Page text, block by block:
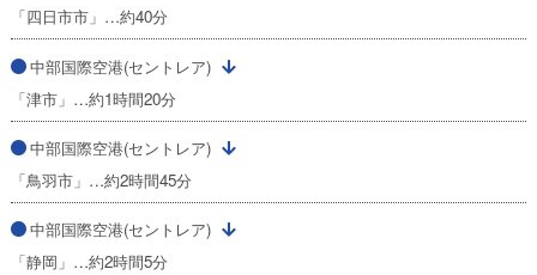
「四日市市」…約40分
中部国際空港(セントレア)
「津市」…約1時間20分
中部国際空港(セントレア)
「鳥羽市」…約2時間45分
中部国際空港(セントレア)
「静岡」…約2時間5分